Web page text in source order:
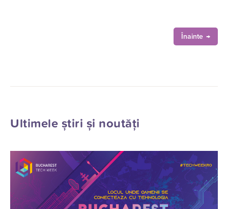
Înainte
Ultimele știri și noutăți